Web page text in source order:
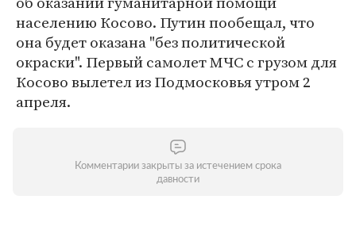
населению Косово. Путин пообещал, что
она будет оказана "без политической
окраски". Первый самолет МЧС с грузом для
Косово вылетел из Подмосковья утром 2
апреля.
Комментарии закрыты за истечением срока
давности